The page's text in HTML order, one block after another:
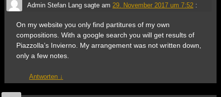
Admin Stefan Langsagte am 29. November 2017 um 7:52 :
On my website you only find partitures of my own
compositions. With a google search you will get results of
Piazzolla’s Invierno. My arrangement was not written down,
only a few notes.
Antworten ↓